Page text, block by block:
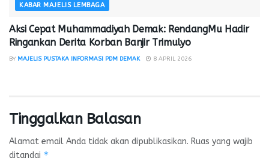
KABAR MAJELIS LEMBAGA
Aksi Cepat Muhammadiyah Demak: RendangMu Hadir
Ringankan Derita Korban Banjir Trimulyo
BY MAJELIS PUSTAKA INFORMASI PDM DEMAK 8 APRIL 2026
Tinggalkan Balasan
Alamat email Anda tidak akan dipublikasikan. Ruas yang wajib
ditandai *